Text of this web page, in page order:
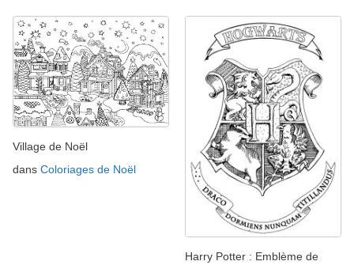
Village de Noël
dans Coloriages de Noël
Harry Potter : Emblème de